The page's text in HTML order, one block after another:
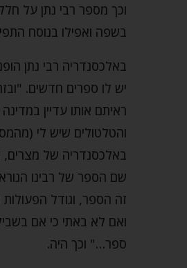
וכך מספר רבי נתן על
בשפה ואפילו בנוסח
באלכסנדריה רבי נתן
יש לו ספרים חדשים.
ראיתם אותו עדיין
והטלטולים שיש לי
באלכסנדריה של מצרים,
שם הספר של רבינו
זה הספר, וגודל הפעולות
ואם לא באתי כי אם
ספר…" וכך היה.